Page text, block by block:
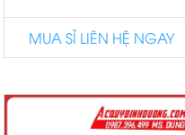
MUA SỈ LIÊN HỆ NGAY